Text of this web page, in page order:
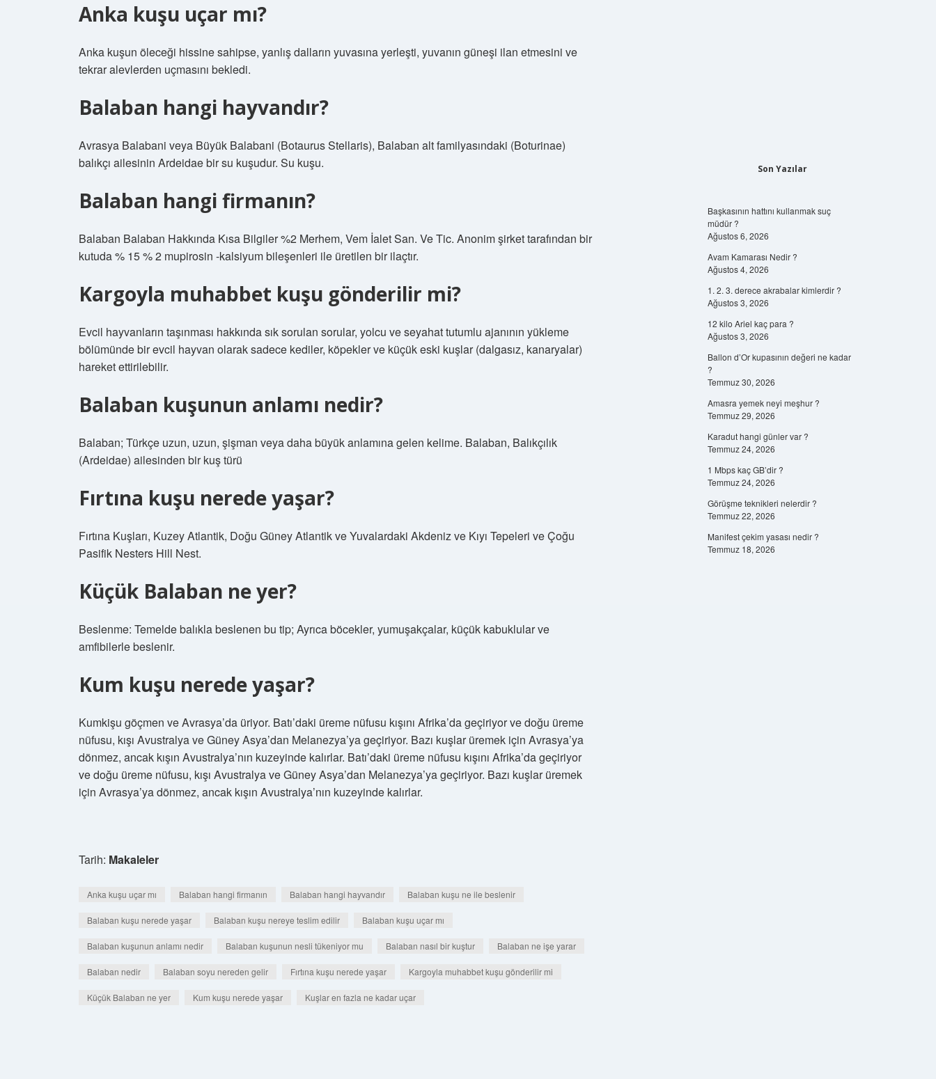
Anka kuşu uçar mı?
Anka kuşun öleceği hissine sahipse, yanlış dalların yuvasına yerleşti, yuvanın güneşi ilan etmesini ve
tekrar alevlerden uçmasını bekledi.
Balaban hangi hayvandır?
Avrasya Balabani veya Büyük Balabani (Botaurus Stellaris), Balaban alt familyasındaki (Boturinae)
balıkçı ailesinin Ardeidae bir su kuşudur. Su kuşu.
Balaban hangi firmanın?
Balaban Balaban Hakkında Kısa Bilgiler %2 Merhem, Vem İalet San. Ve Tic. Anonim şirket tarafından bir
kutuda % 15 % 2 mupirosin -kalsiyum bileşenleri ile üretilen bir ilaçtır.
Kargoyla muhabbet kuşu gönderilir mi?
Evcil hayvanların taşınması hakkında sık sorulan sorular, yolcu ve seyahat tutumlu ajanının yükleme
bölümünde bir evcil hayvan olarak sadece kediler, köpekler ve küçük eski kuşlar (dalgasız, kanaryalar)
hareket ettirilebilir.
Balaban kuşunun anlamı nedir?
Balaban; Türkçe uzun, uzun, şişman veya daha büyük anlamına gelen kelime. Balaban, Balıkçılık
(Ardeidae) ailesinden bir kuş türü
Fırtına kuşu nerede yaşar?
Fırtına Kuşları, Kuzey Atlantik, Doğu Güney Atlantik ve Yuvalardaki Akdeniz ve Kıyı Tepeleri ve Çoğu
Pasifik Nesters Hill Nest.
Küçük Balaban ne yer?
Beslenme: Temelde balıkla beslenen bu tip; Ayrıca böcekler, yumuşakçalar, küçük kabuklular ve
amfibilerle beslenir.
Kum kuşu nerede yaşar?
Kumkişu göçmen ve Avrasya’da üriyor. Batı’daki üreme nüfusu kışını Afrika’da geçiriyor ve doğu üreme
nüfusu, kışı Avustralya ve Güney Asya’dan Melanezya’ya geçiriyor. Bazı kuşlar üremek için Avrasya’ya
dönmez, ancak kışın Avustralya’nın kuzeyinde kalırlar. Batı’daki üreme nüfusu kışını Afrika’da geçiriyor
ve doğu üreme nüfusu, kışı Avustralya ve Güney Asya’dan Melanezya’ya geçiriyor. Bazı kuşlar üremek
için Avrasya’ya dönmez, ancak kışın Avustralya’nın kuzeyinde kalırlar.
Tarih: Makaleler
Anka kuşu uçar mı Balaban hangi firmanın Balaban hangi hayvandır Balaban kuşu ne ile beslenir
Balaban kuşu nerede yaşar Balaban kuşu nereye teslim edilir Balaban kuşu uçar mı
Balaban kuşunun anlamı nedir Balaban kuşunun nesli tükeniyor mu Balaban nasıl bir kuştur Balaban ne işe yarar
Balaban nedir Balaban soyu nereden gelir Fırtına kuşu nerede yaşar Kargoyla muhabbet kuşu gönderilir mi
Küçük Balaban ne yer Kum kuşu nerede yaşar Kuşlar en fazla ne kadar uçar
Son Yazılar
Başkasının hattını kullanmak suç
müdür ?
Ağustos 6, 2026
Avam Kamarası Nedir ?
Ağustos 4, 2026
1. 2. 3. derece akrabalar kimlerdir ?
Ağustos 3, 2026
12 kilo Ariel kaç para ?
Ağustos 3, 2026
Ballon d’Or kupasının değeri ne kadar
?
Temmuz 30, 2026
Amasra yemek neyi meşhur ?
Temmuz 29, 2026
Karadut hangi günler var ?
Temmuz 24, 2026
1 Mbps kaç GB’dir ?
Temmuz 24, 2026
Görüşme teknikleri nelerdir ?
Temmuz 22, 2026
Manifest çekim yasası nedir ?
Temmuz 18, 2026